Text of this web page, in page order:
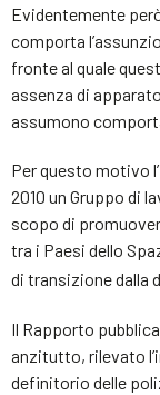
Evidentemente
comporta
fronte al quale
assenza di
assumono
Per questo motivo
2010 un Gruppo di
scopo di
tra i Paesi dello
di transizione dalla
Il Rapporto
anzitutto, rilevato
definitorio delle